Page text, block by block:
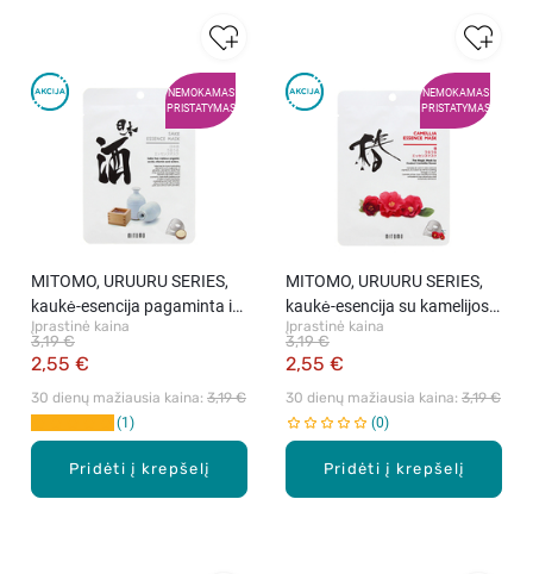
NEMOKAMAS
PRISTATYMAS
Pridėti į krepšelį
MITOMO, URUURU SERIES,
kaukė-esencija pagaminta iš
sakė, 25 g
Įprastinė kaina
2,55 €
3,19 €
30 dienų mažiausia kaina: 3,19 €
1
NEMOKAMAS
PRISTATYMAS
Pridėti į krepšelį
MITOMO, URUURU SERIES,
kaukė-esencija su kamelijos
aliejumi, 25 g
Įprastinė kaina
2,55 €
3,19 €
30 dienų mažiausia kaina: 3,19 €
0